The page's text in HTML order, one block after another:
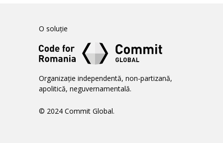
O soluție
Organizație independentă, non-partizană,
apolitică, neguvernamentală.
© 2024 Commit Global.